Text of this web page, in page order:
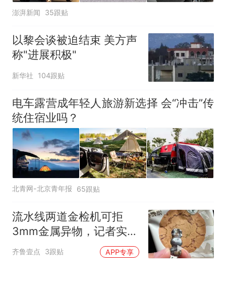
澎湃新闻 35跟贴
以黎会谈被迫结束 美方声
称"进展积极"
新华社 104跟贴
电车露营成年轻人旅游新选择 会“冲击”传
统住宿业吗？
北青网-北京青年报 65跟贴
流水线两道金检机可拒
3mm金属异物，记者实探
泸溪河车间！公司回应为
齐鲁壹点 3跟贴 APP专享